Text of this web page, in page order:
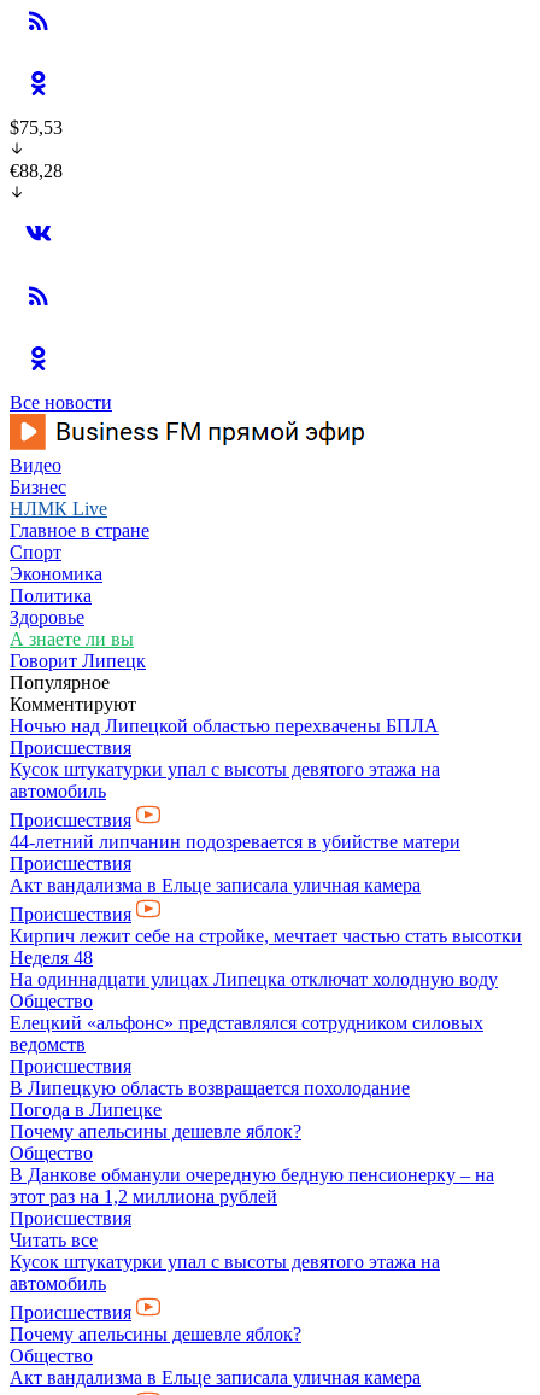
$75,53
€88,28
Все новости
Видео
Бизнес
НЛМК Live
Главное в стране
Спорт
Экономика
Политика
Здоровье
А знаете ли вы
Говорит Липецк
Популярное
Комментируют
Ночью над Липецкой областью перехвачены БПЛА
Происшествия
Кусок штукатурки упал с высоты девятого этажа на
автомобиль
Происшествия
44-летний липчанин подозревается в убийстве матери
Происшествия
Акт вандализма в Ельце записала уличная камера
Происшествия
Кирпич лежит себе на стройке, мечтает частью стать высотки
Неделя 48
На одиннадцати улицах Липецка отключат холодную воду
Общество
Елецкий «альфонс» представлялся сотрудником силовых
ведомств
Происшествия
В Липецкую область возвращается похолодание
Погода в Липецке
Почему апельсины дешевле яблок?
Общество
В Данкове обманули очередную бедную пенсионерку – на
этот раз на 1,2 миллиона рублей
Происшествия
Читать все
Кусок штукатурки упал с высоты девятого этажа на
автомобиль
Происшествия
Почему апельсины дешевле яблок?
Общество
Акт вандализма в Ельце записала уличная камера